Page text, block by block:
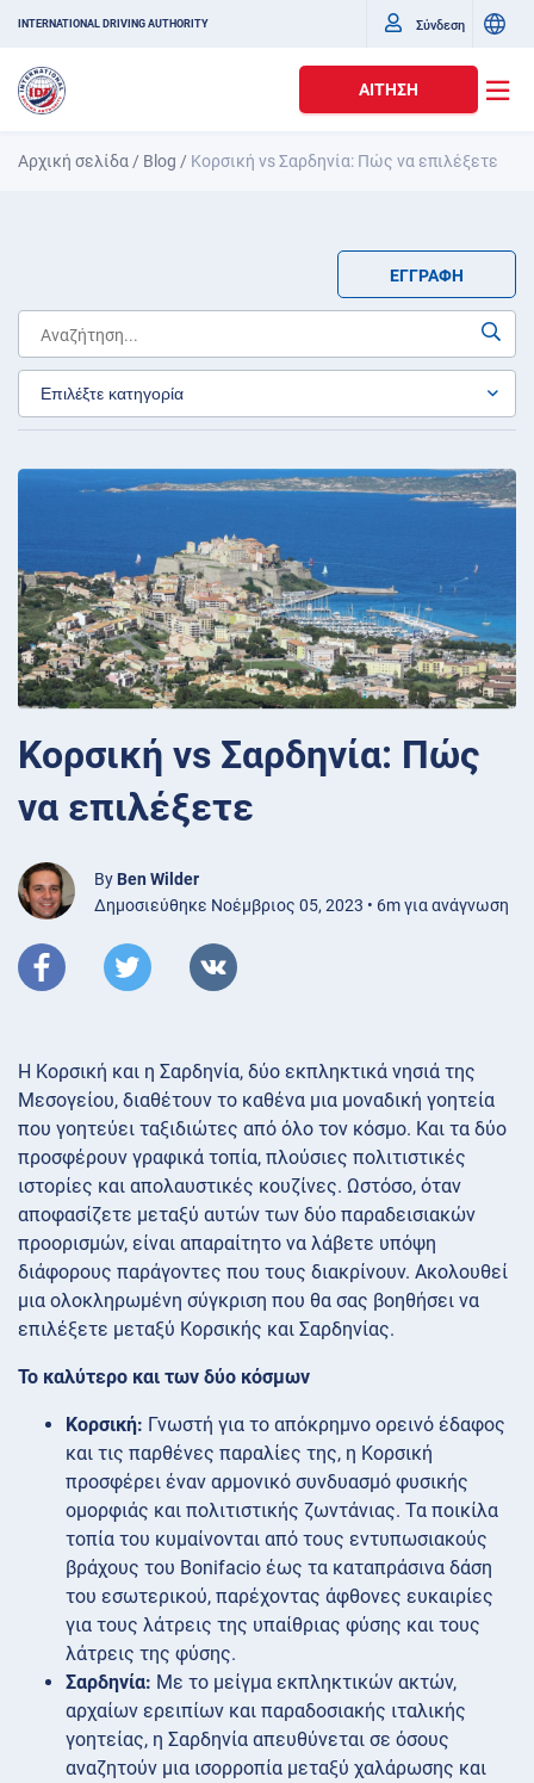
INTERNATIONAL DRIVING AUTHORITY Σύνδεση
ΑΊΤΗΣΗ
Αρχική σελίδα / Blog / Κορσική vs Σαρδηνία: Πώς να επιλέξετε
ΕΓΓΡΑΦΉ
Κορσική vs Σαρδηνία: Πώς
να επιλέξετε
By Ben Wilder
Δημοσιεύθηκε Νοέμβριος 05, 2023 • 6m για ανάγνωση
Η Κορσική και η Σαρδηνία, δύο εκπληκτικά νησιά της
Μεσογείου, διαθέτουν το καθένα μια μοναδική γοητεία
που γοητεύει ταξιδιώτες από όλο τον κόσμο. Και τα δύο
προσφέρουν γραφικά τοπία, πλούσιες πολιτιστικές
ιστορίες και απολαυστικές κουζίνες. Ωστόσο, όταν
αποφασίζετε μεταξύ αυτών των δύο παραδεισιακών
προορισμών, είναι απαραίτητο να λάβετε υπόψη
διάφορους παράγοντες που τους διακρίνουν. Ακολουθεί
μια ολοκληρωμένη σύγκριση που θα σας βοηθήσει να
επιλέξετε μεταξύ Κορσικής και Σαρδηνίας.
Το καλύτερο και των δύο κόσμων
Κορσική: Γνωστή για το απόκρημνο ορεινό έδαφος
και τις παρθένες παραλίες της, η Κορσική
προσφέρει έναν αρμονικό συνδυασμό φυσικής
ομορφιάς και πολιτιστικής ζωντάνιας. Τα ποικίλα
τοπία του κυμαίνονται από τους εντυπωσιακούς
βράχους του Bonifacio έως τα καταπράσινα δάση
του εσωτερικού, παρέχοντας άφθονες ευκαιρίες
για τους λάτρεις της υπαίθριας φύσης και τους
λάτρεις της φύσης.
Σαρδηνία: Με το μείγμα εκπληκτικών ακτών,
αρχαίων ερειπίων και παραδοσιακής ιταλικής
γοητείας, η Σαρδηνία απευθύνεται σε όσους
αναζητούν μια ισορροπία μεταξύ χαλάρωσης και